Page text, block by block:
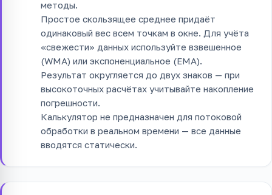
методы.
Простое скользящее среднее придаёт
одинаковый вес всем точкам в окне. Для учёта
«свежести» данных используйте взвешенное
(WMA) или экспоненциальное (EMA).
Результат округляется до двух знаков — при
высокоточных расчётах учитывайте накопление
погрешности.
Калькулятор не предназначен для потоковой
обработки в реальном времени — все данные
вводятся статически.